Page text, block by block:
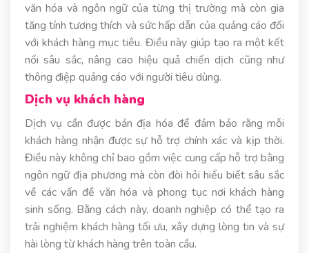
văn hóa và ngôn ngữ của từng thị trường mà còn gia
tăng tính tương thích và sức hấp dẫn của quảng cáo đối
với khách hàng mục tiêu. Điều này giúp tạo ra một kết
nối sâu sắc, nâng cao hiệu quả chiến dịch cũng như
thông điệp quảng cáo với người tiêu dùng.
Dịch vụ khách hàng
Dịch vụ cần được bản địa hóa để đảm bảo rằng mỗi
khách hàng nhận được sự hỗ trợ chính xác và kịp thời.
Điều này không chỉ bao gồm việc cung cấp hỗ trợ bằng
ngôn ngữ địa phương mà còn đòi hỏi hiểu biết sâu sắc
về các vấn đề văn hóa và phong tục nơi khách hàng
sinh sống. Bằng cách này, doanh nghiệp có thể tạo ra
trải nghiệm khách hàng tối ưu, xây dựng lòng tin và sự
hài lòng từ khách hàng trên toàn cầu.